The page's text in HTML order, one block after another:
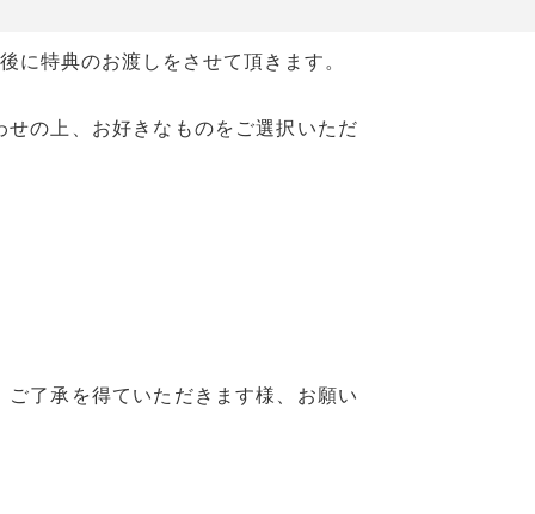
に特典のお渡しをさせて頂きます。
の上、お好きなものをご選択いただ
了承を得ていただきます様、お願い